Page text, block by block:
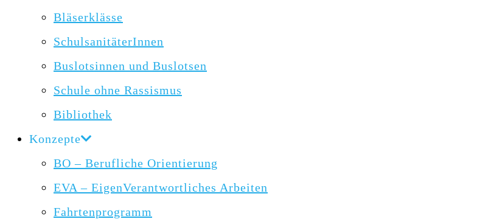
Bläserklässe
SchulsanitäterInnen
Buslotsinnen und Buslotsen
Schule ohne Rassismus
Bibliothek
Konzepte
BO – Berufliche Orientierung
EVA – EigenVerantwortliches Arbeiten
Fahrtenprogramm